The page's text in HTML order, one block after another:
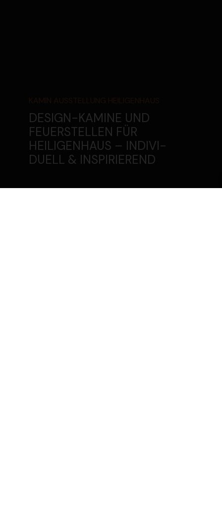
KAMIN AUSSTELLUNG HEILI­GENHAUS
DESIGN-KAMINE UND
FEUER­STELLEN FÜR
HEILI­GENHAUS – INDIVI­
DUELL & INSPI­RIEREND